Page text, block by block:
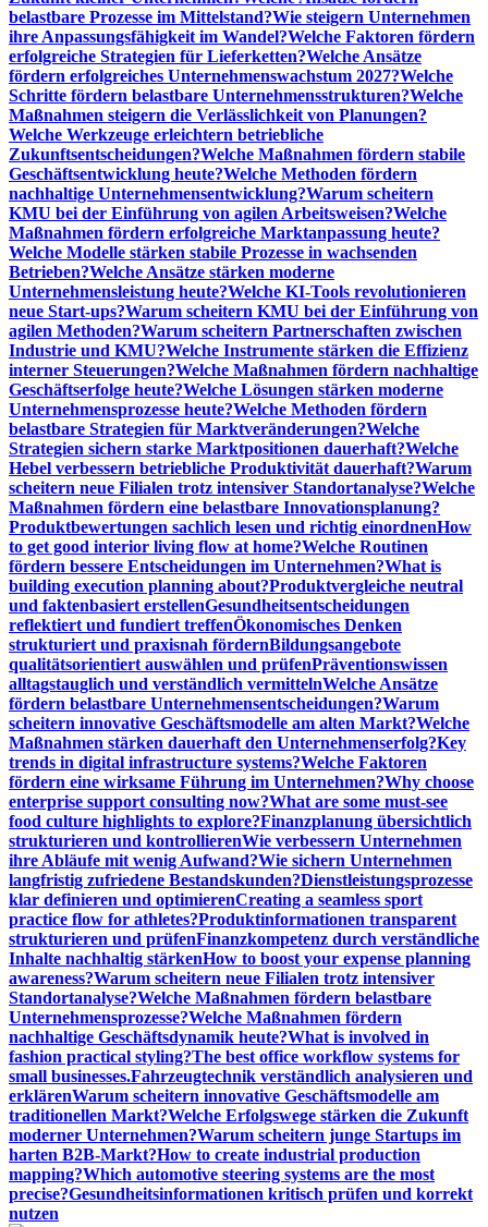
belastbare Prozesse im Mittelstand?Wie steigern Unternehmen
ihre Anpassungsfähigkeit im Wandel?Welche Faktoren fördern
erfolgreiche Strategien für Lieferketten?Welche Ansätze
fördern erfolgreiches Unternehmenswachstum 2027?Welche
Schritte fördern belastbare Unternehmensstrukturen?Welche
Maßnahmen steigern die Verlässlichkeit von Planungen?
Welche Werkzeuge erleichtern betriebliche
Zukunftsentscheidungen?Welche Maßnahmen fördern stabile
Geschäftsentwicklung heute?Welche Methoden fördern
nachhaltige Unternehmensentwicklung?Warum scheitern
KMU bei der Einführung von agilen Arbeitsweisen?Welche
Maßnahmen fördern erfolgreiche Marktanpassung heute?
Welche Modelle stärken stabile Prozesse in wachsenden
Betrieben?Welche Ansätze stärken moderne
Unternehmensleistung heute?Welche KI-Tools revolutionieren
neue Start-ups?Warum scheitern KMU bei der Einführung von
agilen Methoden?Warum scheitern Partnerschaften zwischen
Industrie und KMU?Welche Instrumente stärken die Effizienz
interner Steuerungen?Welche Maßnahmen fördern nachhaltige
Geschäftserfolge heute?Welche Lösungen stärken moderne
Unternehmensprozesse heute?Welche Methoden fördern
belastbare Strategien für Marktveränderungen?Welche
Strategien sichern starke Marktpositionen dauerhaft?Welche
Hebel verbessern betriebliche Produktivität dauerhaft?Warum
scheitern neue Filialen trotz intensiver Standortanalyse?Welche
Maßnahmen fördern eine belastbare Innovationsplanung?
Produktbewertungen sachlich lesen und richtig einordnenHow
to get good interior living flow at home?Welche Routinen
fördern bessere Entscheidungen im Unternehmen?What is
building execution planning about?Produktvergleiche neutral
und faktenbasiert erstellenGesundheitsentscheidungen
reflektiert und fundiert treffenÖkonomisches Denken
strukturiert und praxisnah fördernBildungsangebote
qualitätsorientiert auswählen und prüfenPräventionswissen
alltagstauglich und verständlich vermittelnWelche Ansätze
fördern belastbare Unternehmensentscheidungen?Warum
scheitern innovative Geschäftsmodelle am alten Markt?Welche
Maßnahmen stärken dauerhaft den Unternehmenserfolg?Key
trends in digital infrastructure systems?Welche Faktoren
fördern eine wirksame Führung im Unternehmen?Why choose
enterprise support consulting now?What are some must-see
food culture highlights to explore?Finanzplanung übersichtlich
strukturieren und kontrollierenWie verbessern Unternehmen
ihre Abläufe mit wenig Aufwand?Wie sichern Unternehmen
langfristig zufriedene Bestandskunden?Dienstleistungsprozesse
klar definieren und optimierenCreating a seamless sport
practice flow for athletes?Produktinformationen transparent
strukturieren und prüfenFinanzkompetenz durch verständliche
Inhalte nachhaltig stärkenHow to boost your expense planning
awareness?Warum scheitern neue Filialen trotz intensiver
Standortanalyse?Welche Maßnahmen fördern belastbare
Unternehmensprozesse?Welche Maßnahmen fördern
nachhaltige Geschäftsdynamik heute?What is involved in
fashion practical styling?The best office workflow systems for
small businesses.Fahrzeugtechnik verständlich analysieren und
erklärenWarum scheitern innovative Geschäftsmodelle am
traditionellen Markt?Welche Erfolgswege stärken die Zukunft
moderner Unternehmen?Warum scheitern junge Startups im
harten B2B-Markt?How to create industrial production
mapping?Which automotive steering systems are the most
precise?Gesundheitsinformationen kritisch prüfen und korrekt
nutzen